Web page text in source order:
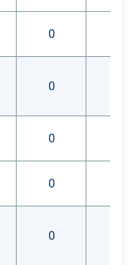
0
0
0
0
0